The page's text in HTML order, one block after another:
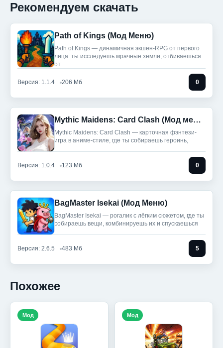
Рекомендуем скачать
Path of Kings (Мод Меню)
Path of Kings — динамичная экшен-RPG от первого
лица: ты исследуешь мрачные земли, отбиваешься
от
Версия: 1.1.4 206 Мб 0
Mythic Maidens: Card Clash (Мод меню)
Mythic Maidens: Card Clash — карточная фэнтези-
игра в аниме-стиле, где ты собираешь героинь,
Версия: 1.0.4 123 Мб 0
BagMaster Isekai (Мод Меню)
BagMaster Isekai — рогалик с лёгким сюжетом, где ты
собираешь вещи, комбинируешь их и спускаешься
Версия: 2.6.5 483 Мб 5
Похожее
Мод Мод